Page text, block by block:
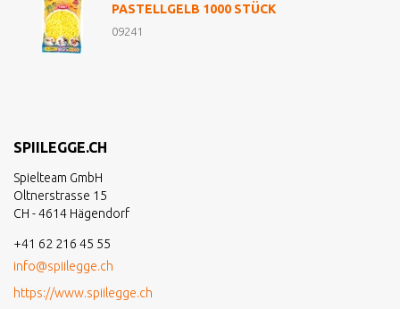
PASTELLGELB 1000 STÜCK
09241
SPIILEGGE.CH
Spielteam GmbH
Oltnerstrasse 15
CH - 4614 Hägendorf
+41 62 216 45 55
info@spiilegge.ch
https://www.spiilegge.ch